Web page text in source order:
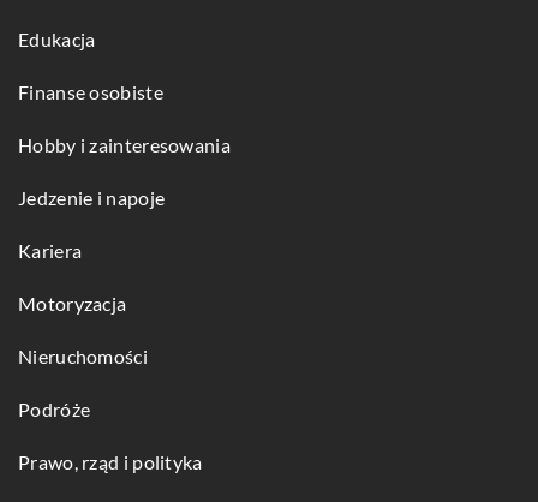
Edukacja
Finanse osobiste
Hobby i zainteresowania
Jedzenie i napoje
Kariera
Motoryzacja
Nieruchomości
Podróże
Prawo, rząd i polityka